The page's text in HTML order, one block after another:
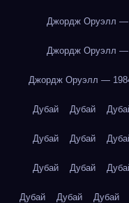
Джордж Оруэлл —
Джордж Оруэлл —
Джордж Оруэлл —
Дубай Дубай
Дубай Дубай
Дубай Дубай
Дубай Дубай Дубай